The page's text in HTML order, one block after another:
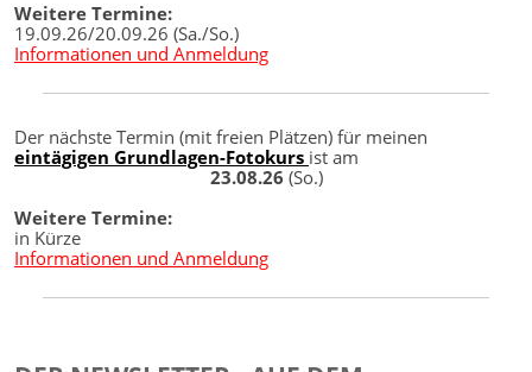
Weitere Termine:
19.09.26/20.09.26 (Sa./So.)
Informationen und Anmeldung
Der nächste Termin (mit freien Plätzen) für meinen
eintägigen Grundlagen-Fotokurs ist am
23.08.26 (So.)
Weitere Termine:
in Kürze
Informationen und Anmeldung